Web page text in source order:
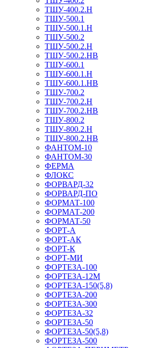
ТШУ-400.2.Н
ТШУ-500.1
ТШУ-500.1.Н
ТШУ-500.2
ТШУ-500.2.Н
ТШУ-500.2.НВ
ТШУ-600.1
ТШУ-600.1.Н
ТШУ-600.1.НВ
ТШУ-700.2
ТШУ-700.2.Н
ТШУ-700.2.НВ
ТШУ-800.2
ТШУ-800.2.Н
ТШУ-800.2.НВ
ФАНТОМ-10
ФАНТОМ-30
ФЕРМА
ФЛОКС
ФОРВАРД-32
ФОРВАРД-ПО
ФОРМАТ-100
ФОРМАТ-200
ФОРМАТ-50
ФОРТ-А
ФОРТ-АК
ФОРТ-К
ФОРТ-МИ
ФОРТЕЗА-100
ФОРТЕЗА-12М
ФОРТЕЗА-150(5,8)
ФОРТЕЗА-200
ФОРТЕЗА-300
ФОРТЕЗА-32
ФОРТЕЗА-50
ФОРТЕЗА-50(5,8)
ФОРТЕЗА-500